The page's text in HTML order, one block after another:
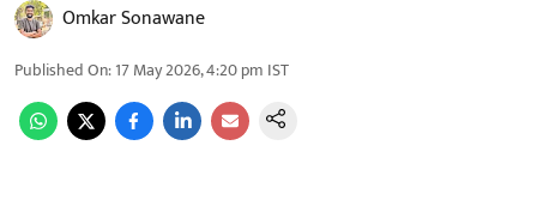
Omkar Sonawane
Published On:17 May 2026, 4:20 pm IST